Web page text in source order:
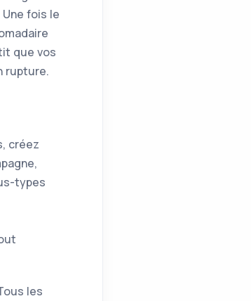
fois le
que vos
rupture.
créez
types
les